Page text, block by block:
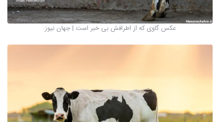
عکس گاوی که از اطرافش بی خبر است | جهان نيوز